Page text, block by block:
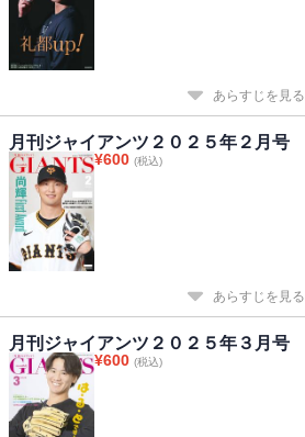
あらすじを見る
月刊ジャイアンツ２０２５年２月号
¥600 (税込)
あらすじを見る
月刊ジャイアンツ２０２５年３月号
¥600 (税込)